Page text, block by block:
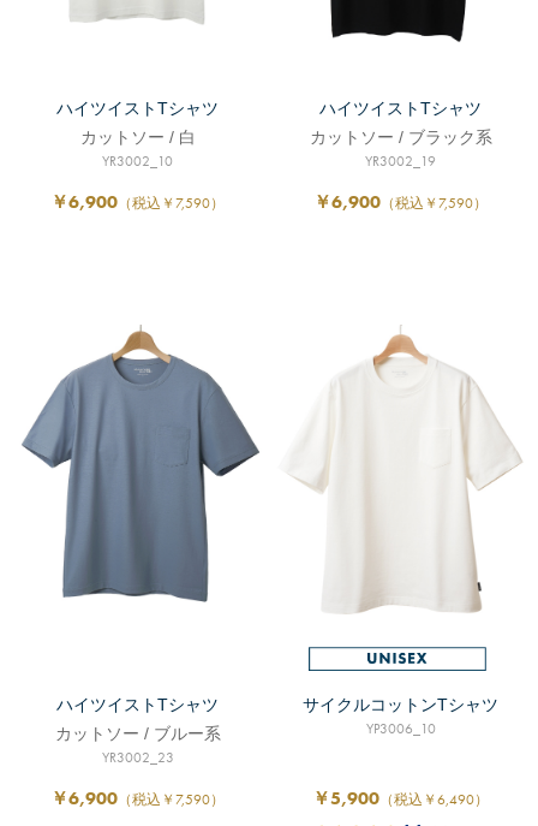
ハイツイストTシャツ
カットソー / 白
YR3002_10
￥6,900 （税込￥7,590）
ハイツイストTシャツ
カットソー / ブラック系
YR3002_19
￥6,900 （税込￥7,590）
ハイツイストTシャツ
カットソー / ブルー系
YR3002_23
￥6,900 （税込￥7,590）
サイクルコットンTシャツ
YP3006_10
￥5,900 （税込￥6,490）